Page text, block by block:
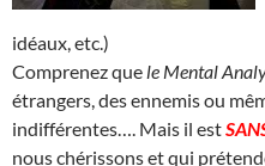
idéaux, etc.)
Comprenez que le Mental
étrangers, des ennemis ou
indifférentes…. Mais il est
nous chérissons et qui